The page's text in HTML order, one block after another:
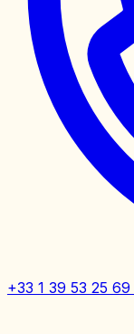
+33 1 39 53 25 69